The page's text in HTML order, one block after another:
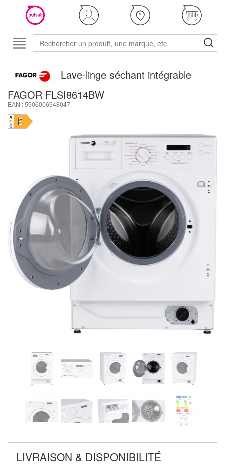
Lave-linge séchant intégrable
FAGOR FLSI8614BW
EAN : 5906006948047
LIVRAISON & DISPONIBILITÉ